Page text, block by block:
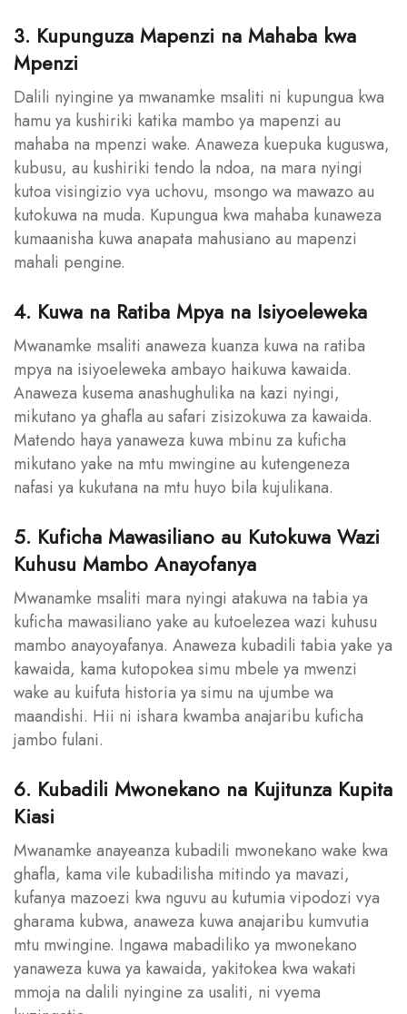
3. Kupunguza Mapenzi na Mahaba kwa
Mpenzi
Dalili nyingine ya mwanamke msaliti ni kupungua kwa
hamu ya kushiriki katika mambo ya mapenzi au
mahaba na mpenzi wake. Anaweza kuepuka kuguswa,
kubusu, au kushiriki tendo la ndoa, na mara nyingi
kutoa visingizio vya uchovu, msongo wa mawazo au
kutokuwa na muda. Kupungua kwa mahaba kunaweza
kumaanisha kuwa anapata mahusiano au mapenzi
mahali pengine.
4. Kuwa na Ratiba Mpya na Isiyoeleweka
Mwanamke msaliti anaweza kuanza kuwa na ratiba
mpya na isiyoeleweka ambayo haikuwa kawaida.
Anaweza kusema anashughulika na kazi nyingi,
mikutano ya ghafla au safari zisizokuwa za kawaida.
Matendo haya yanaweza kuwa mbinu za kuficha
mikutano yake na mtu mwingine au kutengeneza
nafasi ya kukutana na mtu huyo bila kujulikana.
5. Kuficha Mawasiliano au Kutokuwa Wazi
Kuhusu Mambo Anayofanya
Mwanamke msaliti mara nyingi atakuwa na tabia ya
kuficha mawasiliano yake au kutoelezea wazi kuhusu
mambo anayoyafanya. Anaweza kubadili tabia yake ya
kawaida, kama kutopokea simu mbele ya mwenzi
wake au kuifuta historia ya simu na ujumbe wa
maandishi. Hii ni ishara kwamba anajaribu kuficha
jambo fulani.
6. Kubadili Mwonekano na Kujitunza Kupita
Kiasi
Mwanamke anayeanza kubadili mwonekano wake kwa
ghafla, kama vile kubadilisha mitindo ya mavazi,
kufanya mazoezi kwa nguvu au kutumia vipodozi vya
gharama kubwa, anaweza kuwa anajaribu kumvutia
mtu mwingine. Ingawa mabadiliko ya mwonekano
yanaweza kuwa ya kawaida, yakitokea kwa wakati
mmoja na dalili nyingine za usaliti, ni vyema